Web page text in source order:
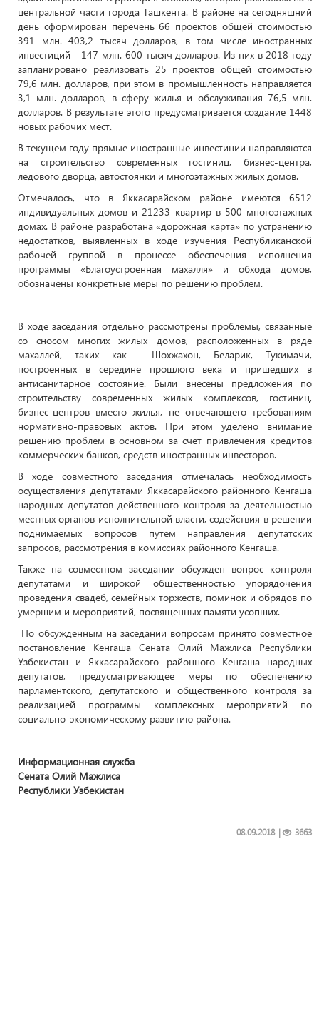
центральной части города Ташкента. В районе на сегодняшний
день сформирован перечень 66 проектов общей стоимостью
391 млн. 403,2 тысяч долларов, в том числе иностранных
инвестиций - 147 млн. 600 тысяч долларов. Из них в 2018 году
запланировано реализовать 25 проектов общей стоимостью
79,6 млн. долларов, при этом в промышленность направляется
3,1 млн. долларов, в сферу жилья и обслуживания 76,5 млн.
долларов. В результате этого предусматривается создание 1448
новых рабочих мест.
В текущем году прямые иностранные инвестиции направляются
на строительство современных гостиниц, бизнес-центра,
ледового дворца, автостоянки и многоэтажных жилых домов.
Отмечалось, что в Яккасарайском районе имеются 6512
индивидуальных домов и 21233 квартир в 500 многоэтажных
домах. В районе разработана «дорожная карта» по устранению
недостатков, выявленных в ходе изучения Республиканской
рабочей группой в процессе обеспечения исполнения
программы «Благоустроенная махалля» и обхода домов,
обозначены конкретные меры по решению проблем.
В ходе заседания отдельно рассмотрены проблемы, связанные
со сносом многих жилых домов, расположенных в ряде
махаллей, таких как Шохжахон, Беларик, Тукимачи,
построенных в середине прошлого века и пришедших в
антисанитарное состояние. Были внесены предложения по
строительству современных жилых комплексов, гостиниц,
бизнес-центров вместо жилья, не отвечающего требованиям
нормативно-правовых актов. При этом уделено внимание
решению проблем в основном за счет привлечения кредитов
коммерческих банков, средств иностранных инвесторов.
В ходе совместного заседания отмечалась необходимость
осуществления депутатами Яккасарайского районного Кенгаша
народных депутатов действенного контроля за деятельностью
местных органов исполнительной власти, содействия в решении
поднимаемых вопросов путем направления депутатских
запросов, рассмотрения в комиссиях районного Кенгаша.
Также на совместном заседании обсужден вопрос контроля
депутатами и широкой общественностью упорядочения
проведения свадеб, семейных торжеств, поминок и обрядов по
умершим и мероприятий, посвященных памяти усопших.
По обсужденным на заседании вопросам принято совместное
постановление Кенгаша Сената Олий Мажлиса Республики
Узбекистан и Яккасарайского районного Кенгаша народных
депутатов, предусматривающее меры по обеспечению
парламентского, депутатского и общественного контроля за
реализацией программы комплексных мероприятий по
социально-экономическому развитию района.
Информационная служба
Сената Олий Мажлиса
Республики Узбекистан
| 3663
08.09.2018